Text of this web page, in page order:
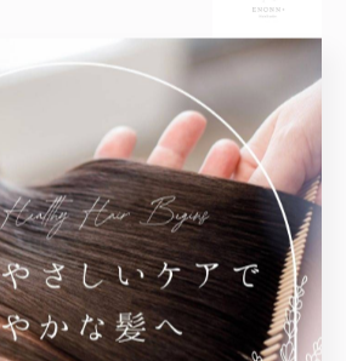
矯正のタイミン
4 5 6 7